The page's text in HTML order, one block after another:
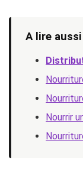
A lire aussi
Nourrir